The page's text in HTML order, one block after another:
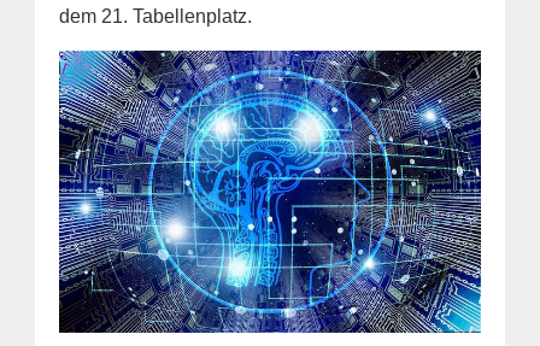
dem 21. Tabellenplatz.